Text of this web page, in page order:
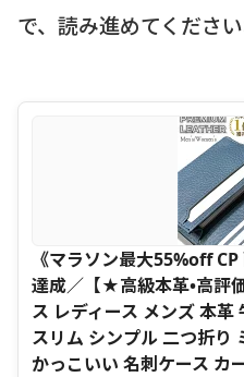
で、読み進めてください
《マラソン最大55%off
達成／【★高級本革•高評
ス レディース メンズ 本革
スリム シンプル 二つ折り
かっこいい 名刺ケース カ